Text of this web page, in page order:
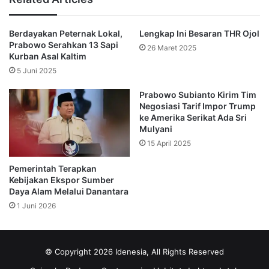
Mulyani Indrawati menjelaskan bahwa pemerintah pun
telah menyiapkan sejumlah insentif berupa Paket Stimulus
Ekonomi mengikuti penetapan Pajak Pertambahan Nilai
Sri Mulyani: PPN Tidak Naik
Namun dalam unggahan di akun Instagram pribadinya,
@smindrawati, Sri Mulyani menulis: PPN TIDAK NAIK…!
Lalu di bagian lain unggahannya, ia menulis: Presiden
@prabowo hadir di rapat Tutup Kas APBN 2024 dan
Presiden @prabowo mengumumkan mengenai kebijakan
Berdayakan Peternak Lokal,
Prabowo Serahkan 13 Sapi
Kurban Asal Kaltim
5 Juni 2025
Lengkap Ini Besaran THR Ojol
26 Maret 2025
Pemerintah Terapkan
Kebijakan Ekspor Sumber
Daya Alam Melalui Danantara
1 Juni 2026
Prabowo Subianto Kirim Tim
Negosiasi Tarif Impor Trump
ke Amerika Serikat Ada Sri
Mulyani
15 April 2025
© Copyright 2026 Idenesia, All Rights Reserved